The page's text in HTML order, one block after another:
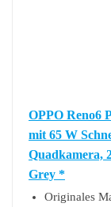
OPPO Reno6
mit 65 W
Quadkamera,
Grey *
Originales